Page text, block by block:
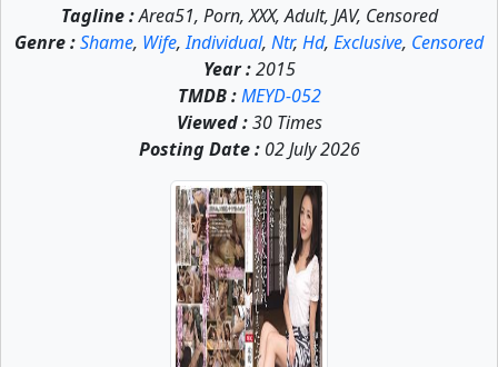
Tagline :Area51, Porn, XXX, Adult, JAV, Censored
Genre :Shame, Wife,Individual, Ntr, Hd, Exclusive, Censored
Year :2015
TMDB : MEYD-052
Viewed :30 Times
Posting Date :02 July 2026